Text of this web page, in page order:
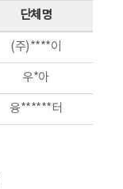
단체명
(주)****이
우*아
융******터